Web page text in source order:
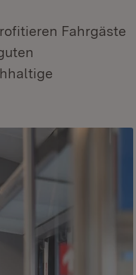
Fahrgäste